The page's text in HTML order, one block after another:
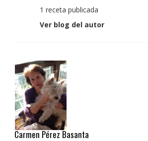
1 receta publicada
Ver blog del autor
Pedro Manuel Collado Cruz